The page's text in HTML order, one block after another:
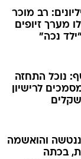
רב מוכר
מערך זיופים
נכה"
נוכל התחזה
לרישיון
והואשמה
בכתה